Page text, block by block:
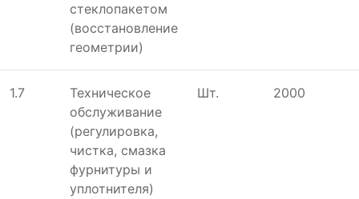
стеклопакетом
(восстановление
геометрии)
1.7
Техническое
обслуживание
(регулировка,
чистка, смазка
фурнитуры и
уплотнителя)
Шт. 2000